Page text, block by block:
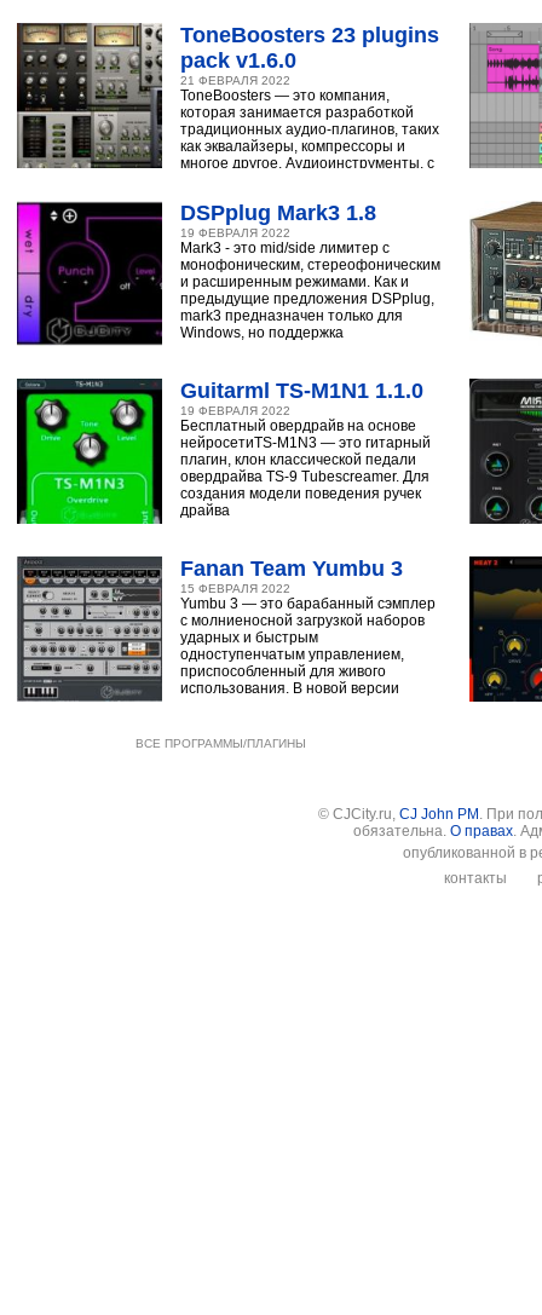
ToneBoosters 23 plugins
pack v1.6.0
21 ФЕВРАЛЯ 2022
ToneBoosters — это компания,
которая занимается разработкой
традиционных аудио-плагинов, таких
как эквалайзеры, компрессоры и
многое другое. Аудиоинструменты, с
DSPplug Mark3 1.8
19 ФЕВРАЛЯ 2022
Mark3 - это mid/side лимитер с
монофоническим, стереофоническим
и расширенным режимами. Как и
предыдущие предложения DSPplug,
mark3 предназначен только для
Windows, но поддержка
Guitarml TS-M1N1 1.1.0
19 ФЕВРАЛЯ 2022
Бесплатный овердрайв на основе
нейросетиTS-M1N3 — это гитарный
плагин, клон классической педали
овердрайва TS-9 Tubescreamer. Для
создания модели поведения ручек
драйва
Fanan Team Yumbu 3
15 ФЕВРАЛЯ 2022
Yumbu 3 — это барабанный сэмплер
с молниеносной загрузкой наборов
ударных и быстрым
одноступенчатым управлением,
приспособленный для живого
использования. В новой версии
ВСЕ ПРОГРАММЫ/ПЛАГИНЫ
© CJCity.ru, CJ John PM . При
обязательна. О правах .
опубликованной в
контакты